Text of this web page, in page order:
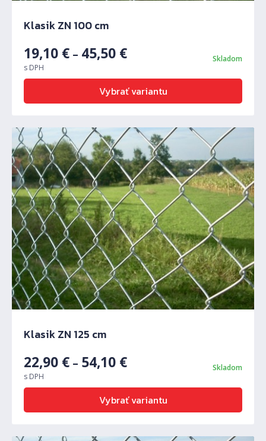
Klasik ZN 100 cm
19,10 € – 45,50 €
s DPH
Skladom
Vybrať variantu
Klasik ZN 125 cm
22,90 € – 54,10 €
s DPH
Skladom
Vybrať variantu